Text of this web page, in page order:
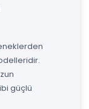
güçlü